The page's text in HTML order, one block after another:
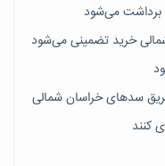
شمالی خرید تضمینی می‌شود
کنند